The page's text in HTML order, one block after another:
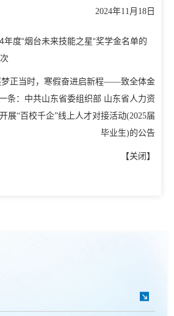
机构 党政机构
教学建设
年11月18日
度“烟台未来技能之星“奖学金名单的
次
梦正当时，寒假奋进启新程——致全体金
条： 中共山东省委组织部 山东省人力资
展“百校千企”线上人才对接活动(2025届
毕业生)的公告
【关闭 】